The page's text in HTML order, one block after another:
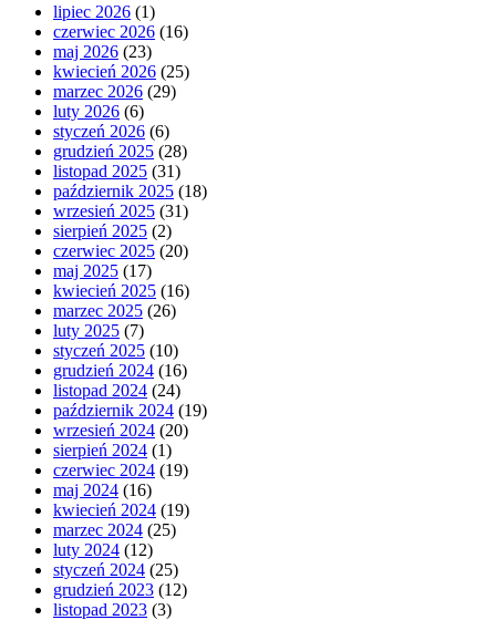
lipiec 2026 (1)
czerwiec 2026 (16)
maj 2026 (23)
kwiecień 2026 (25)
marzec 2026 (29)
luty 2026 (6)
styczeń 2026 (6)
grudzień 2025 (28)
listopad 2025 (31)
październik 2025 (18)
wrzesień 2025 (31)
sierpień 2025 (2)
czerwiec 2025 (20)
maj 2025 (17)
kwiecień 2025 (16)
marzec 2025 (26)
luty 2025 (7)
styczeń 2025 (10)
grudzień 2024 (16)
listopad 2024 (24)
październik 2024 (19)
wrzesień 2024 (20)
sierpień 2024 (1)
czerwiec 2024 (19)
maj 2024 (16)
kwiecień 2024 (19)
marzec 2024 (25)
luty 2024 (12)
styczeń 2024 (25)
grudzień 2023 (12)
listopad 2023 (3)